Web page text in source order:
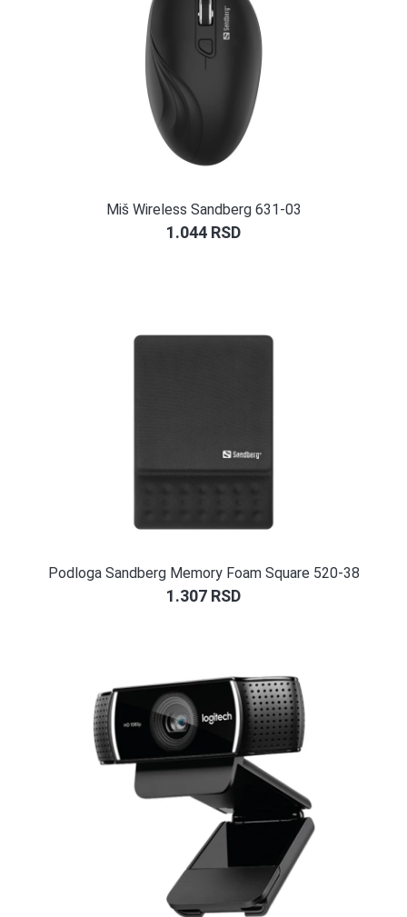
Miš Wireless Sandberg 631-03
1.044 RSD
Podloga Sandberg Memory Foam Square 520-38
1.307 RSD